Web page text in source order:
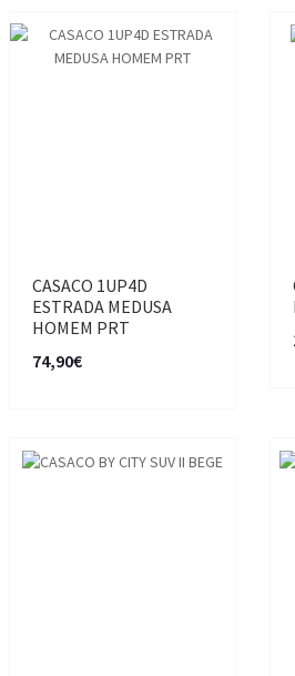
CASACO 1UP4D
ESTRADA MEDUSA
HOMEM PRT
74,90€